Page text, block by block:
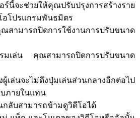
ร์นี้จะช่วยให้คุณปรับปรุงการสร้างราย
อโปรแกรมพันธมิตร
ามารถปิดการใช้งานการปรับขนาด
มเล่น คุณสามารถปิดการปรับขนาด
เล่นจะไม่ดึงปุ่มเล่นส่วนกลางอีกต่อไป
ภายในแทน
ลับสามารถข้ามดูวิดีโอได้